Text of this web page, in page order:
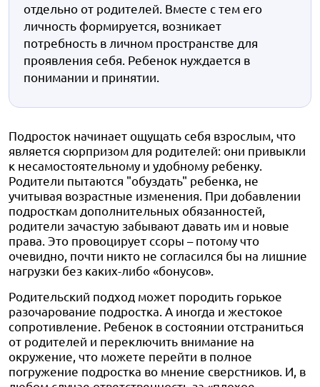
отдельно от родителей. Вместе с тем его
личность формируется, возникает
потребность в личном пространстве для
проявления себя. Ребенок нуждается в
понимании и принятии.
Подросток начинает ощущать себя взрослым, что
является сюрпризом для родителей: они привыкли
к несамостоятельному и удобному ребенку.
Родители пытаются "обуздать" ребенка, не
учитывая возрастные изменения. При добавлении
подросткам дополнительных обязанностей,
родители зачастую забывают давать им и новые
права. Это провоцирует ссоры – потому что
очевидно, почти никто не согласился бы на лишние
нагрузки без каких-либо «бонусов».
Родительский подход может породить горькое
разочарование подростка. А иногда и жестокое
сопротивление. Ребенок в состоянии отстраниться
от родителей и переключить внимание на
окружение, что можете перейти в полное
погружение подростка во мнение сверстников. И, в